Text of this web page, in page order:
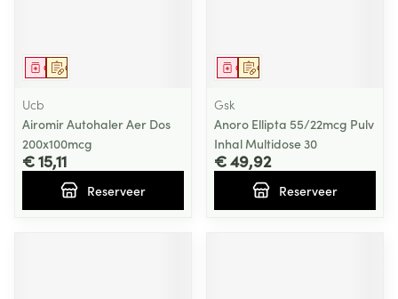
Op voorschrift
Geneesmiddel
Ucb
Airomir Autohaler Aer Dos
200x100mcg
€ 15,11
Reserveer
Op voorschrift
Geneesmiddel
Gsk
Anoro Ellipta 55/22mcg Pulv
Inhal Multidose 30
€ 49,92
Reserveer